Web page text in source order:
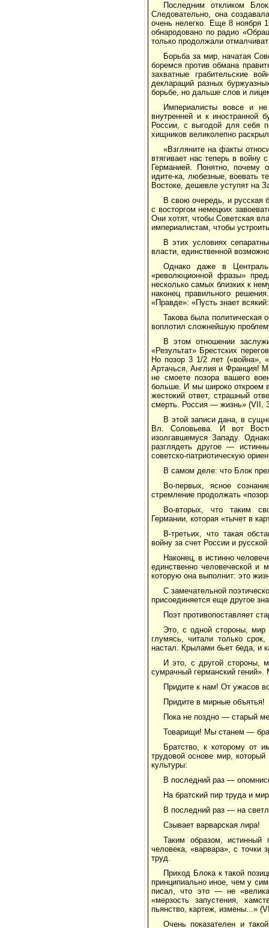
Последним откликом
Следовательно, она
очень нелегко. Еще 8 ноября
обнародовано по радио
только продолжали
Борьба за мир, начатая
боремся против обмана
захватные грабительские
деклараций разных
борьбе, но дальше слов и
Империалисты вовсе и
внутренней и к иностранной
России, с выгодой для себя
хищников великолепно
«Взгляните на факты
втягивает нас теперь в
Германией. Понятно, почему
идите-ка, любезные, воевать
Востоке, дешевле уступят на
В свою очередь, и русская
с восторгом немецких
Они хотят, чтобы Советская
империалистам, чтобы
В этих условиях
власти, единственной
Однако даже в
«революционной фразы»
несколько самых близких к
наконец правильного
«Правде»: «Пусть знает
Такова была политическая
воплотил сложнейшую
В этом отношении
«Результат» Брестских
Но позор 3 1/2 лет («война»,
Артачься, Англия и Франция!
не смоете позора вашего
больше. И мы широко откроем
жестокий ответ, страшный
смерть. Россия — жизнь» (VII,
В этой записи дана, в
Вл. Соловьева. И вот
изолгавшемуся Западу.
разглядеть другое —
советско-патриотическую
В самом деле: что Блок
Во-первых, ясное
стремление продолжать
Во-вторых, что таким
Германии, которая «тычет в
В-третьих, что такая
войну за счет России и
Наконец, в истинно
единственно человеческой и
которую она выполнит: это
С замечательной
присоединяется еще другое
Поэт противопоставляет
Это, с одной стороны, мир
глумясь, читали только
настал. Крылами бьет беда, и
И это, с другой стороны,
сумрачный германский
Придите к нам! От ужасов
Придите в мирные объятья!
Пока не поздно — старый
Товарищи! Мы станем —
Братство, к которому от
трудовой основе мир,
культуры:
В последний раз —
На братский пир труда и
В последний раз — на
Сзывает варварская лира!
Таким образом, истинный
человека, «варвара», с точки
труд.
Приход Блока к такой
принципиально иное, чем у
писал, что это — не
«мерзость запустения,
пьянство, картеж, измены...»
Очень показателен и